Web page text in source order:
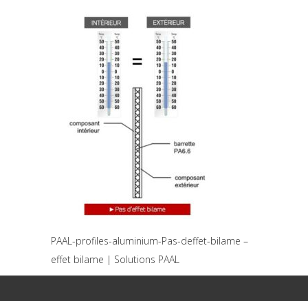
PAAL-PROFILES-ALUMINIUM-PAS-DEFFET-
BILAME – EFFET BILAME | SOLUTIONS PAAL
PAAL-profiles-aluminium-Pas-deffet-bilame –
effet bilame | Solutions PAAL